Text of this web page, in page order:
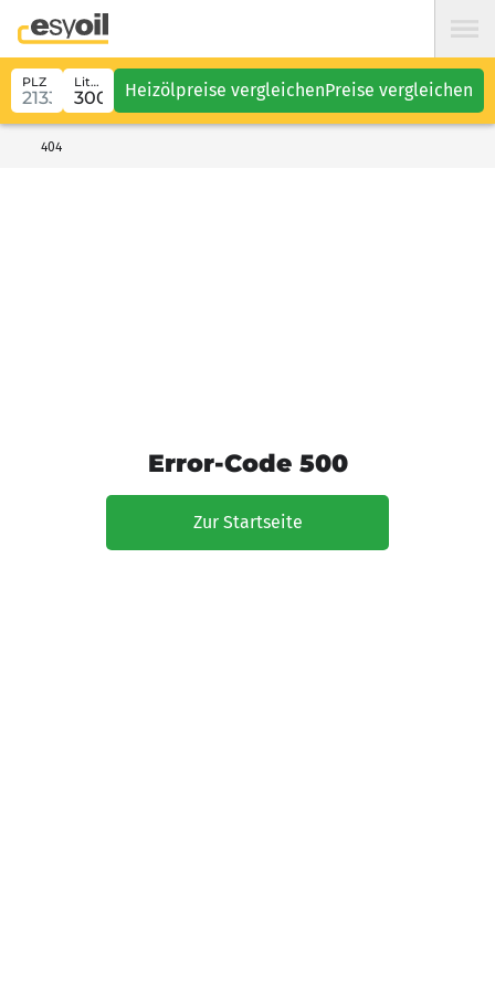
PLZ Liter Heizölpreise vergleichenPreise vergleichen
404
Error-Code 500
Zur Startseite